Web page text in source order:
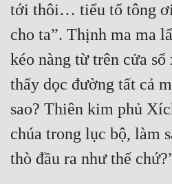
tới thôi… tiểu tổ tông
cho ta”. Thịnh ma ma
kéo nàng từ trên cửa
thấy dọc đường tất cả
sao? Thiên kim phủ
chúa trong lục bộ, làm
thò đầu ra như thế